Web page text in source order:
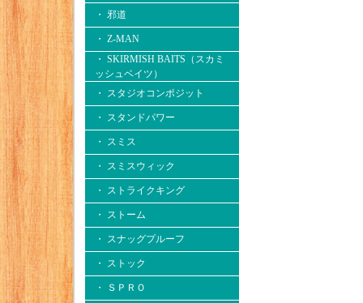
・ 邪道
・ Z-MAN
・ SKIRMISH BAITS（スカミ
ッシュベイツ）
・ スタジオコンポジット
・ スタンドパワー
・ スミス
・ スミスウィック
・ ストライクキング
・ ストーム
・ スナッグプルーフ
・ ストック
・ ＳＰＲＯ